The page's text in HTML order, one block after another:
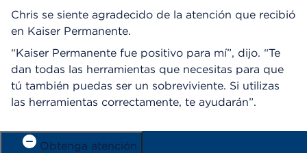
Chris se siente agradecido de la atención que recibió
en Kaiser Permanente.
“Kaiser Permanente fue positivo para mí”, dijo. “Te
dan todas las herramientas que necesitas para que
tú también puedas ser un sobreviviente. Si utilizas
las herramientas correctamente, te ayudarán”.
Obtenga atención